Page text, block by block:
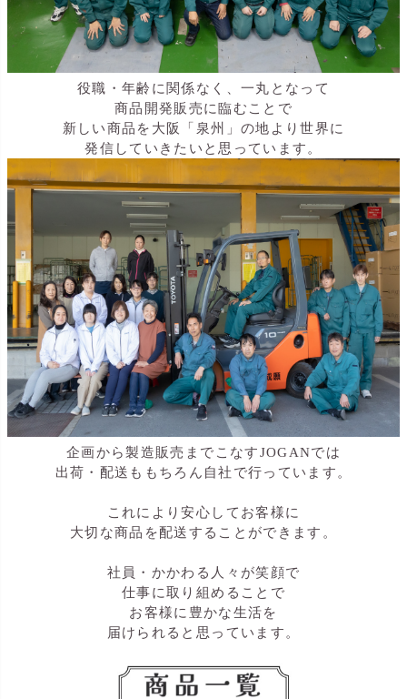
役職・年齢に関係なく、一丸となって
商品開発販売に臨むことで
新しい商品を大阪「泉州」の地より世界に
発信していきたいと思っています。
企画から製造販売までこなすJOGANでは
出荷・配送ももちろん自社で行っています。
これにより安心してお客様に
大切な商品を配送することができます。
社員・かかわる人々が笑顔で
仕事に取り組めることで
お客様に豊かな生活を
届けられると思っています。